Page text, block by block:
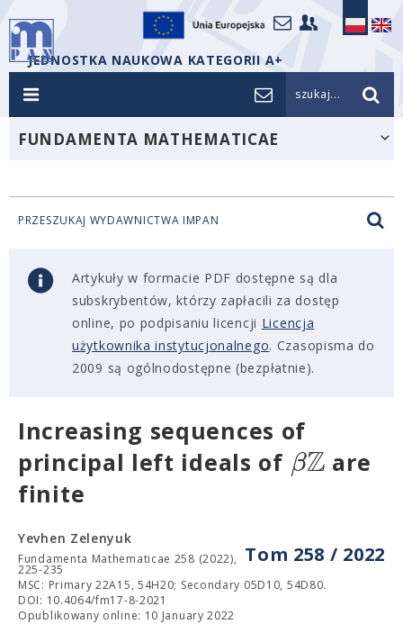
JEDNOSTKA NAUKOWA KATEGORII A+
szukaj...
FUNDAMENTA MATHEMATICAE
PRZESZUKAJ WYDAWNICTWA IMPAN
Artykuły w formacie PDF dostępne są dla
subskrybentów, którzy zapłacili za dostęp
online, po podpisaniu licencji Licencja
użytkownika instytucjonalnego. Czasopisma do
2009 są ogólnodostępne (bezpłatnie).
Increasing sequences of
principal left ideals of βZ are
finite
Tom 258 / 2022
Yevhen Zelenyuk
Fundamenta Mathematicae 258 (2022),
225-235
MSC: Primary 22A15, 54H20; Secondary 05D10, 54D80.
DOI: 10.4064/fm17-8-2021
Opublikowany online: 10 January 2022